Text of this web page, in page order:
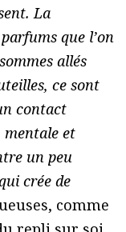
La
que l’on
allés
ce sont
contact
mentale et
un peu
crée de
comme